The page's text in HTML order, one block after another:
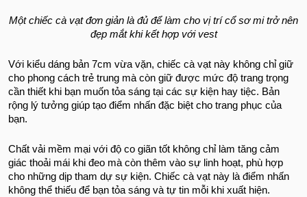
Một chiếc cà vạt đơn giản là đủ để làm cho vị trí cổ sơ mi trở nên
đẹp mắt khi kết hợp với vest
Với kiểu dáng bản 7cm vừa vặn, chiếc cà vạt này không chỉ giữ
cho phong cách trẻ trung mà còn giữ được mức độ trang trọng
cần thiết khi bạn muốn tỏa sáng tại các sự kiện hay tiệc. Bản
rộng lý tưởng giúp tạo điểm nhấn đặc biệt cho trang phục của
bạn.
Chất vải mềm mại với độ co giãn tốt không chỉ làm tăng cảm
giác thoải mái khi đeo mà còn thêm vào sự linh hoạt, phù hợp
cho những dịp tham dự sự kiện. Chiếc cà vạt này là điểm nhấn
không thể thiếu để bạn tỏa sáng và tự tin mỗi khi xuất hiện.